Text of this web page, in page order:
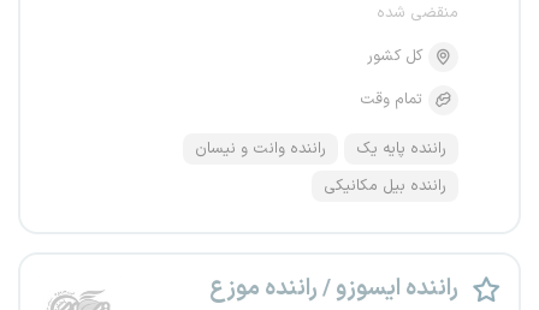
منقضی شده
کل کشور
تمام وقت
راننده پایه یک
راننده وانت و نیسان
راننده بیل مکانیکی
راننده ایسوزو / راننده موزع